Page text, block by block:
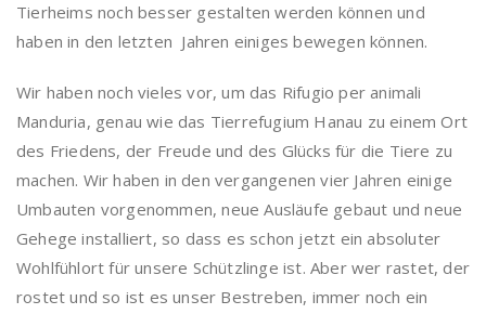
Tierheims noch besser gestalten werden können und
haben in den letzten Jahren einiges bewegen können.
Wir haben noch vieles vor, um das Rifugio per animali
Manduria, genau wie das Tierrefugium Hanau zu einem Ort
des Friedens, der Freude und des Glücks für die Tiere zu
machen. Wir haben in den vergangenen vier Jahren einige
Umbauten vorgenommen, neue Ausläufe gebaut und neue
Gehege installiert, so dass es schon jetzt ein absoluter
Wohlfühlort für unsere Schützlinge ist. Aber wer rastet, der
rostet und so ist es unser Bestreben, immer noch ein